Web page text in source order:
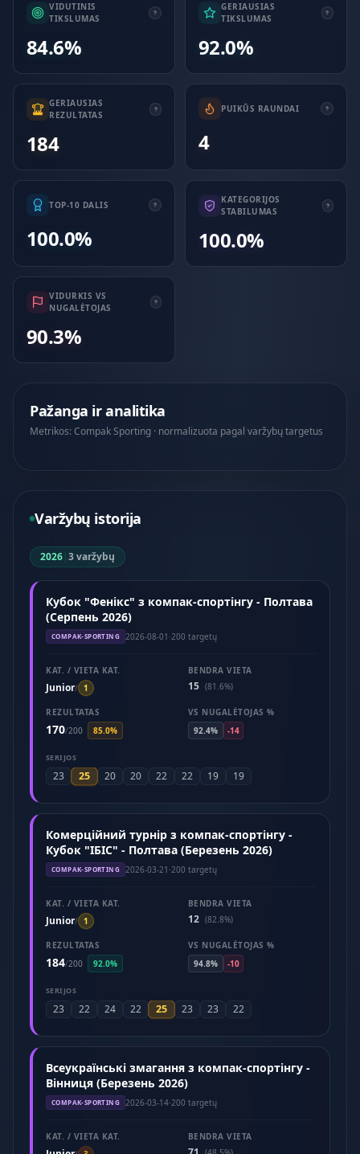
VIDUTINIS
TIKSLUMAS
84.6%
GERIAUSIAS
TIKSLUMAS
92.0%
GERIAUSIAS
REZULTATAS
184
PUIKŪS RAUNDAI
4
TOP-10 DALIS
100.0%
KATEGORIJOS
STABILUMAS
100.0%
VIDURKIS VS
NUGALĖTOJAS
90.3%
Pažanga ir analitika
Metrikos: Compak Sporting · normalizuota pagal varžybų targetus
Varžybų istorija
2026|3 varžybų
Кубок "Фенікс" з компак-спортінгу - Полтава
(Серпень 2026)
COMPAK-SPORTING 2026-08-01 ·200 targetų
KAT. / VIETA KAT.
Junior/ 1
BENDRA VIETA
15 (81.6%)
REZULTATAS
170/200 85.0%
VS NUGALĖTOJAS %
92.4%
-14
SERIJOS
23 25 20 20 22 22 19 19
Комерційний турнір з компак-спортінгу -
Кубок "ІБІС" - Полтава (Березень 2026)
COMPAK-SPORTING 2026-03-21 ·200 targetų
KAT. / VIETA KAT.
Junior/ 1
BENDRA VIETA
12 (82.8%)
REZULTATAS
184/200 92.0%
VS NUGALĖTOJAS %
94.8%
-10
SERIJOS
23 22 24 22 25 23 23 22
Всеукраїнські змагання з компак-спортінгу -
Вінниця (Березень 2026)
COMPAK-SPORTING 2026-03-14·200 targetų
KAT. / VIETA KAT. BENDRA VIETA